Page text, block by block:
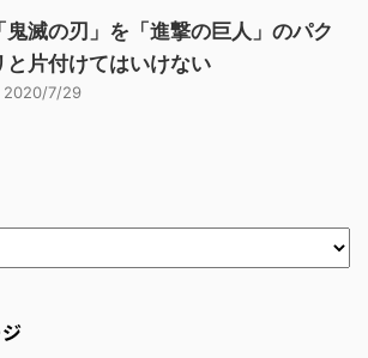
「鬼滅の刃」を「進撃の巨人」のパク
と片付けてはいけない
2020/7/29